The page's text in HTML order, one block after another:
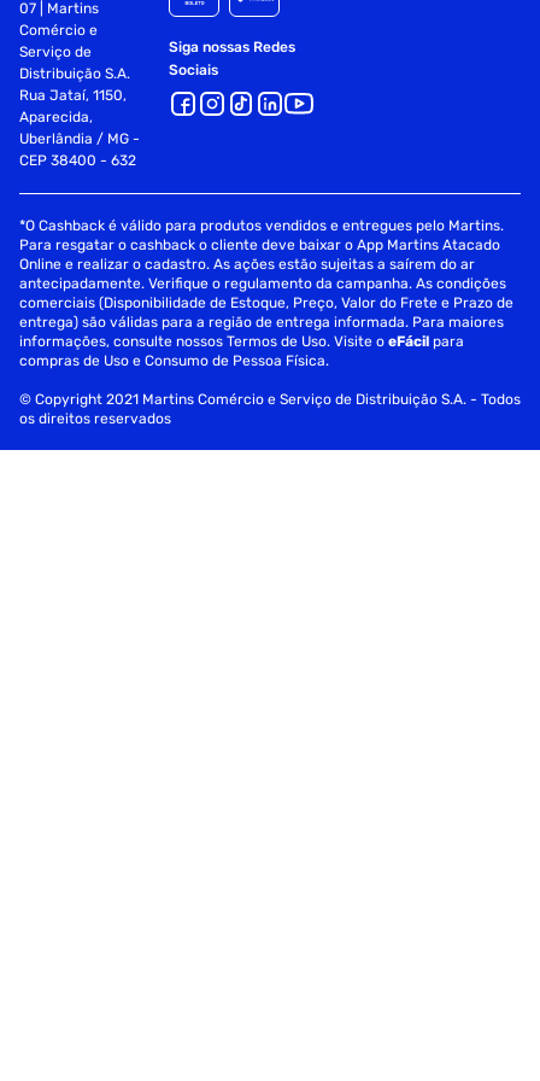
Especificações
Fornecedor
Ferramenta
07 | Martins
Comércio e
Serviço de
Distribuição S.A.
Rua Jataí, 1150,
Aparecida,
Uberlândia / MG -
CEP 38400 - 632
Siga nossas Redes
Sociais
*O Cashback é válido para produtos vendidos e entregues pelo Martins.
Para resgatar o cashback o cliente deve baixar o App Martins Atacado
Online e realizar o cadastro. As ações estão sujeitas a saírem do ar
antecipadamente. Verifique o regulamento da campanha. As condições
comerciais (Disponibilidade de Estoque, Preço, Valor do Frete e Prazo de
entrega) são válidas para a região de entrega informada. Para maiores
informações, consulte nossos Termos de Uso. Visite oeFácil para
compras de Uso e Consumo de Pessoa Física.
© Copyright 2021 Martins Comércio e Serviço de Distribuição S.A. - Todos
os direitos reservados